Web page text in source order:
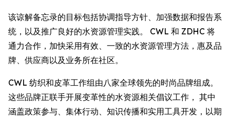
该谅解备忘录的目标包括协调指导方针、加强数据和报告系
统，以及推广良好的水资源管理实践。 CWL 和 ZDHC 将
通力合作，加快采用有效、一致的水资源管理方法，惠及品
牌、供应商以及业务所在社区。
CWL 纺织和皮革工作组由八家全球领先的时尚品牌组成。
这些品牌正联手开展变革性的水资源相关倡议工作， 其中
涵盖政策参与、集体行动、知识传播和实用工具开发，以期